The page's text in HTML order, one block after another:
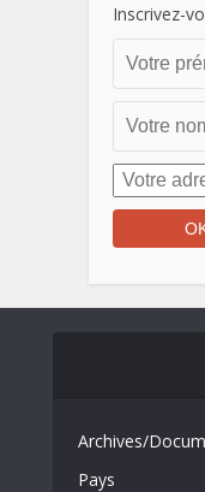
Inscrivez-
Archives/
Pays